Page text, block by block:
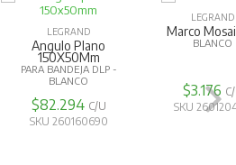
LEGRAND
Angulo Plano
150X50Mm
PARA BANDEJA DLP -
BLANCO
$82.294 C/U
SKU 260160690
LEGRAND
Marco
BLANCO
$3.176
SKU